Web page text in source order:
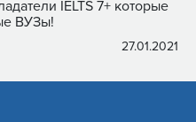
IELTS 7+ которые
ВУЗы!
27.01.2021